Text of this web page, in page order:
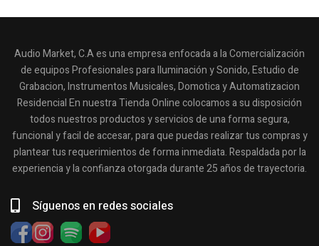
Audio Market, C.A es una empresa enfocada a la Comercialización
de equipos Profesionales para Iluminación y Sonido, Estudio de
Grabacion, Instrumentos Musicales, Domotica y Automatizacion
Residencial En nuestra Tienda Online colocamos a su disposición
todos nuestros productos y servicios de una forma segura,
funcional y facil de accesar, para que puedas realizar tus compras y
plantear tus requerimientos de forma inmediata. Respaldada por la
experiencia y la confianza otorgada durante 25 años de trayectoria.
Síguenos en redes sociales